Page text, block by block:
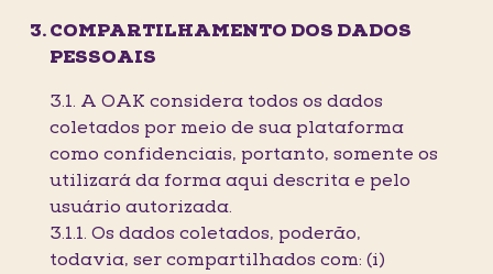
COMPARTILHAMENTO DOS DADOS
PESSOAIS
3.1. A OAK considera todos os dados
coletados por meio de sua plataforma
como confidenciais, portanto, somente os
utilizará da forma aqui descrita e pelo
usuário autorizada.
3.1.1. Os dados coletados, poderão,
todavia, ser compartilhados com: (i)